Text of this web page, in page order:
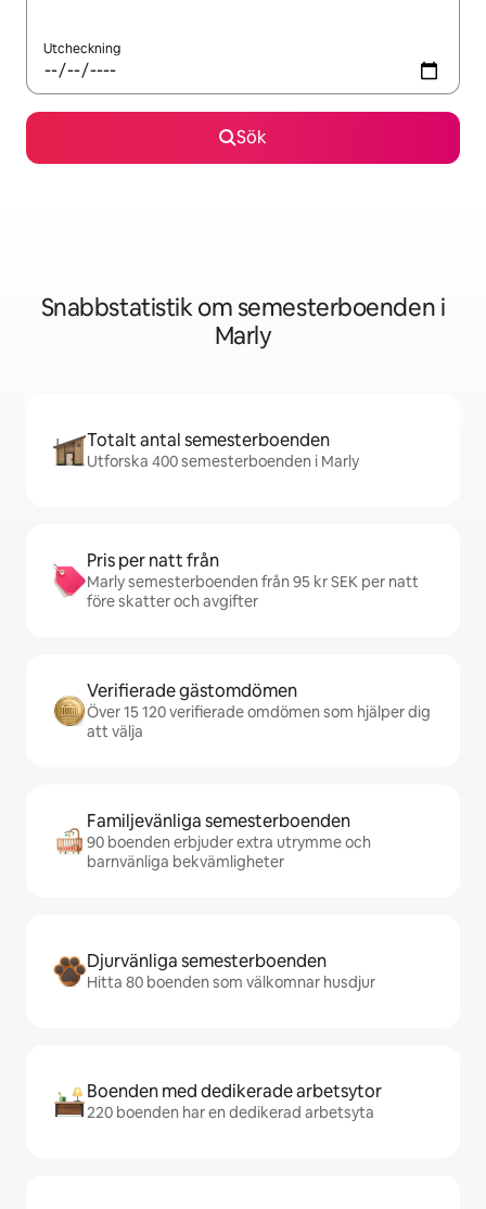
Utcheckning
Sök
Snabbstatistik om semesterboenden i
Marly
Totalt antal semesterboenden
Utforska 400 semesterboenden i Marly
Pris per natt från
Marly semesterboenden från 95 kr SEK per natt
före skatter och avgifter
Verifierade gästomdömen
Över 15 120 verifierade omdömen som hjälper dig
att välja
Familjevänliga semesterboenden
90 boenden erbjuder extra utrymme och
barnvänliga bekvämligheter
Djurvänliga semesterboenden
Hitta 80 boenden som välkomnar husdjur
Boenden med dedikerade arbetsytor
220 boenden har en dedikerad arbetsyta